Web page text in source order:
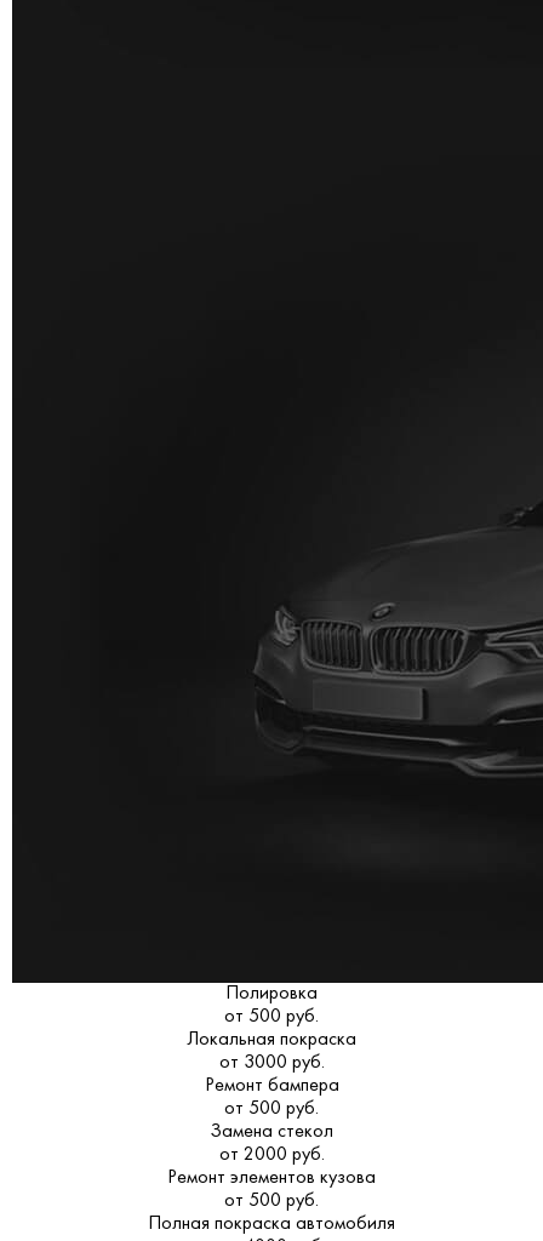
Полировка
от 500 руб.
Локальная покраска
от 3000 руб.
Ремонт бампера
от 500 руб.
Замена стекол
от 2000 руб.
Ремонт элементов кузова
от 500 руб.
Полная покраска автомобиля